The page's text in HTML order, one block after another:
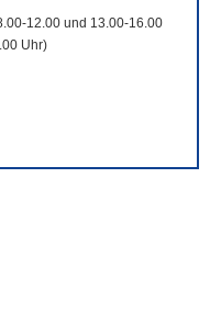
12.00 und 13.00-16.00
Uhr)